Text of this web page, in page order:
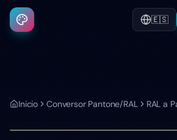
🇪🇸
Inicio Conversor Pantone/RAL RAL a